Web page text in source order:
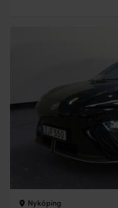
Nyköping